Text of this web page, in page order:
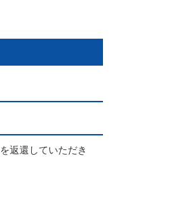
返還していただき